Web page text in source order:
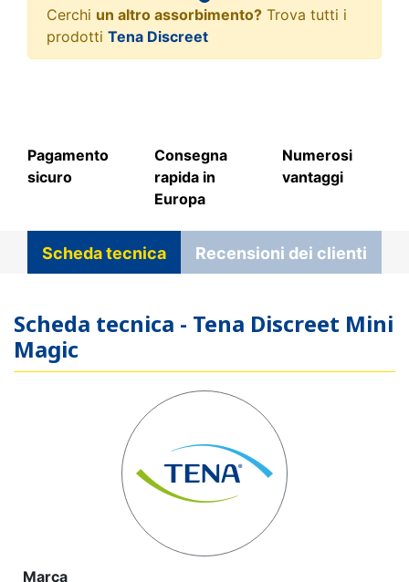
Cerchi un altro assorbimento? Trova tutti i
prodotti Tena Discreet
Pagamento
sicuro
Consegna
rapida in
Europa
Numerosi
vantaggi
Scheda tecnica Recensioni dei clienti
Scheda tecnica - Tena Discreet Mini
Magic
Marca